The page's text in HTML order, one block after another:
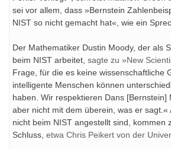
sei vor allem, dass »Bernstein
NIST so nicht gemacht hat«, wie ein
Der Mathematiker Dustin Moody, der als
beim NIST arbeitet, sagte zu »New
Frage, für die es keine wissenschaftliche
intelligente Menschen können
haben. Wir respektieren Dans [Bernstein]
aber nicht mit dem überein, was er sagt.«
nicht beim NIST angestellt sind, kommen
Schluss, etwa Chris Peikert von der